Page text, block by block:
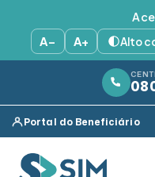
A−
A+ Alto
Portal do Beneficiário